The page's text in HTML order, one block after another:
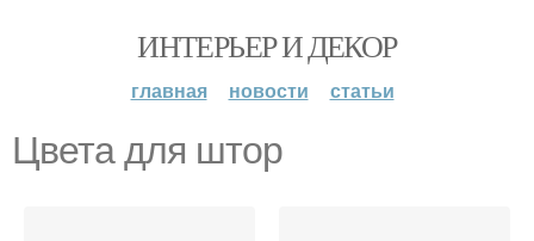
ИНТЕРЬЕР И ДЕКОР
главная новости статьи
Цвета для штор